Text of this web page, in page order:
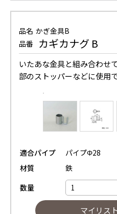
品名 かぎ金具B
品番
カギカナグ B
いたあな金具と組み合わせ
部のストッパーなどに使用
適合パイプ
パイプΦ28
材質
鉄
数量